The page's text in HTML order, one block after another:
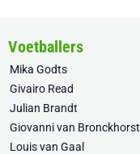
Voetballers
Mika Godts
Givairo Read
Julian Brandt
Giovanni van Bronckhorst
Louis van Gaal